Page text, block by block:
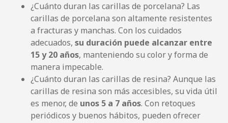
¿Cuánto duran las carillas de porcelana? Las
carillas de porcelana son altamente resistentes
a fracturas y manchas. Con los cuidados
adecuados, su duración puede alcanzar entre
15 y 20 años, manteniendo su color y forma de
manera impecable.
¿Cuánto duran las carillas de resina? Aunque las
carillas de resina son más accesibles, su vida útil
es menor, de unos 5 a 7 años. Con retoques
periódicos y buenos hábitos, pueden ofrecer